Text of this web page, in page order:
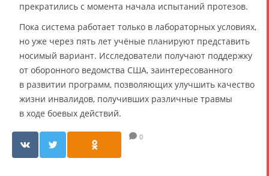
прекратились с момента начала испытаний протезов.
Пока система работает только в лабораторных условиях,
но уже через пять лет учёные планируют представить
носимый вариант. Исследователи получают поддержку
от оборонного ведомства США, заинтересованного
в развитии программ, позволяющих улучшить качество
жизни инвалидов, получивших различные травмы
в ходе боевых действий.
0